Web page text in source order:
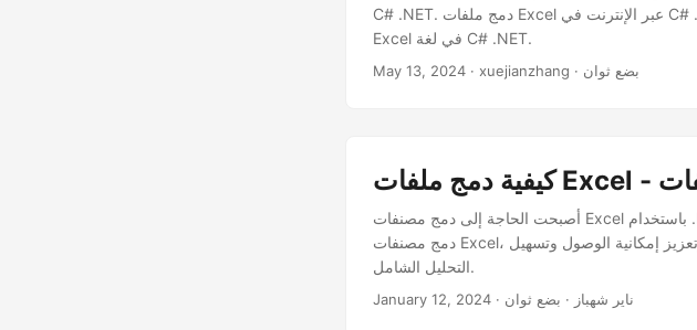
C# .NET. دمج ملفات Excel عبر الإنترنت في C# .NET. تشرح هذه المقالة تفاصيل كيفية تطوير أداة دمج ملفات
Excel في لغة C# .NET.
May 13, 2024 · xuejianzhang · بضع ثوان
أصبحت الحاجة إلى دمج مصنفات Excel باستخدام .NET REST API أمرًا بالغ الأهمية. تكشف هذه المقالة عن أهمية
دمج مصنفات Excel، موضحة كيف تعمل هذه العملية على تبسيط إدارة البيانات وتعزيز إمكانية الوصول وتسهيل
التحليل الشامل.
January 12, 2024 · ناير شهباز · بضع ثوان